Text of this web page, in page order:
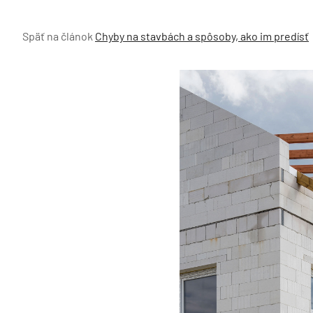
Späť na článok Chyby na stavbách a spôsoby, ako im predísť